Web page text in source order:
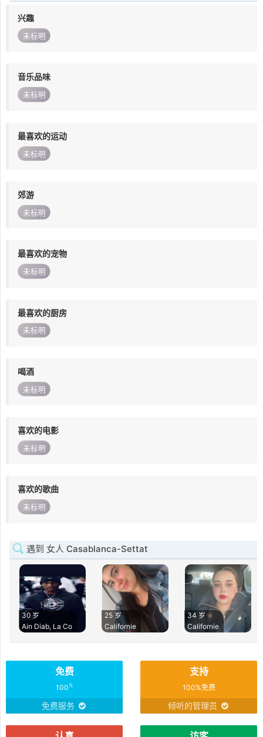
兴趣
未标明
音乐品味
未标明
最喜欢的运动
未标明
郊游
未标明
最喜欢的宠物
未标明
最喜欢的厨房
未标明
喝酒
未标明
喜欢的电影
未标明
喜欢的歌曲
未标明
遇到 女人 Casablanca-Settat
30 岁
Ain Diab, La Co
25 岁
Californie
34 岁
Californie
免费
100%
免费服务
支持
100%免费
倾听的管理员